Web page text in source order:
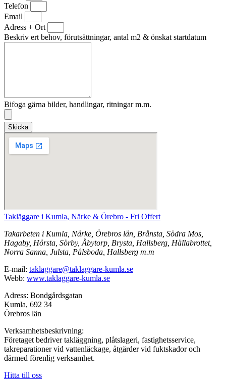
Telefon
Email
Adress + Ort
Beskriv ert behov, förutsättningar, antal m2 & önskat startdatum
Bifoga gärna bilder, handlingar, ritningar m.m.
Skicka
Takläggare i Kumla, Närke & Örebro - Fri Offert
Takarbeten i Kumla, Närke, Örebros län, Brånsta, Södra Mos,
Hagaby, Hörsta, Sörby, Åbytorp, Brysta, Hallsberg, Hällabrottet,
Norra Sanna, Julsta, Pålsboda, Hallsberg m.m
E-mail: taklaggare@taklaggare-kumla.se
Webb: www.taklaggare-kumla.se
Adress: Bondgårdsgatan
Kumla, 692 34
Örebros län
Verksamhetsbeskrivning:
Företaget bedriver takläggning, plåtslageri, fastighetsservice,
takreparationer vid vattenläckage, åtgärder vid fuktskador och
därmed förenlig verksamhet.
Hitta till oss